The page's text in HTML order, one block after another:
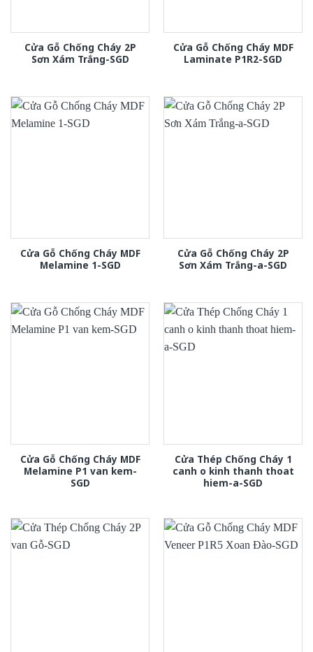
Cửa Gỗ Chống Cháy 2P
Sơn Xám Trắng-SGD
Cửa Gỗ Chống Cháy MDF
Laminate P1R2-SGD
Cửa Gỗ Chống Cháy MDF
Melamine 1-SGD
Cửa Gỗ Chống Cháy 2P
Sơn Xám Trắng-a-SGD
Cửa Gỗ Chống Cháy MDF
Melamine P1 van kem-
SGD
Cửa Thép Chống Cháy 1
canh o kinh thanh thoat
hiem-a-SGD